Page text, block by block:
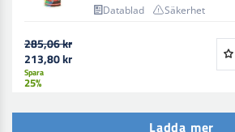
Datablad
Säkerhet
285,06 kr
213,80 kr
Spara
25%
Ladda mer